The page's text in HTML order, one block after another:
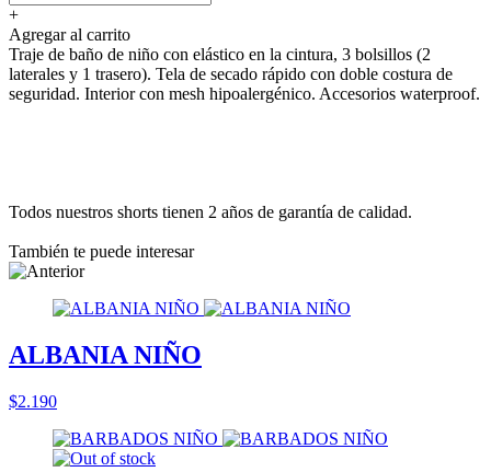
+
Agregar al carrito
Traje de baño de niño con elástico en la cintura, 3 bolsillos (2
laterales y 1 trasero). Tela de secado rápido con doble costura de
seguridad. Interior con mesh hipoalergénico. Accesorios waterproof.
Todos nuestros shorts tienen 2 años de garantía de calidad.
También te puede interesar
ALBANIA NIÑO
$2.190